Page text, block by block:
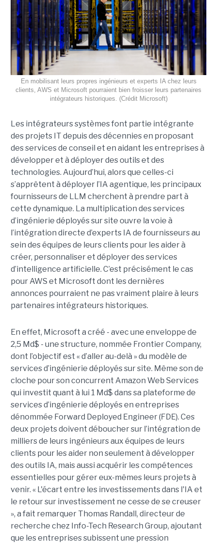
En mobilisant leurs propres ingénieurs et experts IA chez leurs
clients, AWS et Microsoft pourraient bien froisser leurs partenaires
intégrateurs historiques. (Crédit Microsoft)
Les intégrateurs systèmes font partie intégrante
des projets IT depuis des décennies en proposant
des services de conseil et en aidant les entreprises à
développer et à déployer des outils et des
technologies. Aujourd’hui, alors que celles-ci
s’apprêtent à déployer l’IA agentique, les principaux
fournisseurs de LLM cherchent à prendre part à
cette dynamique. La multiplication des services
d’ingénierie déployés sur site ouvre la voie à
l’intégration directe d’experts IA de fournisseurs au
sein des équipes de leurs clients pour les aider à
créer, personnaliser et déployer des services
d’intelligence artificielle. C’est précisément le cas
pour AWS et Microsoft dont les dernières
annonces pourraient ne pas vraiment plaire à leurs
partenaires intégrateurs historiques.
En effet, Microsoft a créé - avec une enveloppe de
2,5 Md$ - une structure, nommée Frontier Company,
dont l’objectif est « d’aller au-delà » du modèle de
services d’ingénierie déployés sur site. Même son de
cloche pour son concurrent Amazon Web Services
qui investit quant à lui 1 Md$ dans sa plateforme de
services d’ingénierie déployés en entreprises
dénommée Forward Deployed Engineer (FDE). Ces
deux projets doivent déboucher sur l’intégration de
milliers de leurs ingénieurs aux équipes de leurs
clients pour les aider non seulement à développer
des outils IA, mais aussi acquérir les compétences
essentielles pour gérer eux-mêmes leurs projets à
venir. « L'écart entre les investissements dans l'IA et
le retour sur investissement ne cesse de se creuser
», a fait remarquer Thomas Randall, directeur de
recherche chez Info-Tech Research Group, ajoutant
que les entreprises subissent une pression